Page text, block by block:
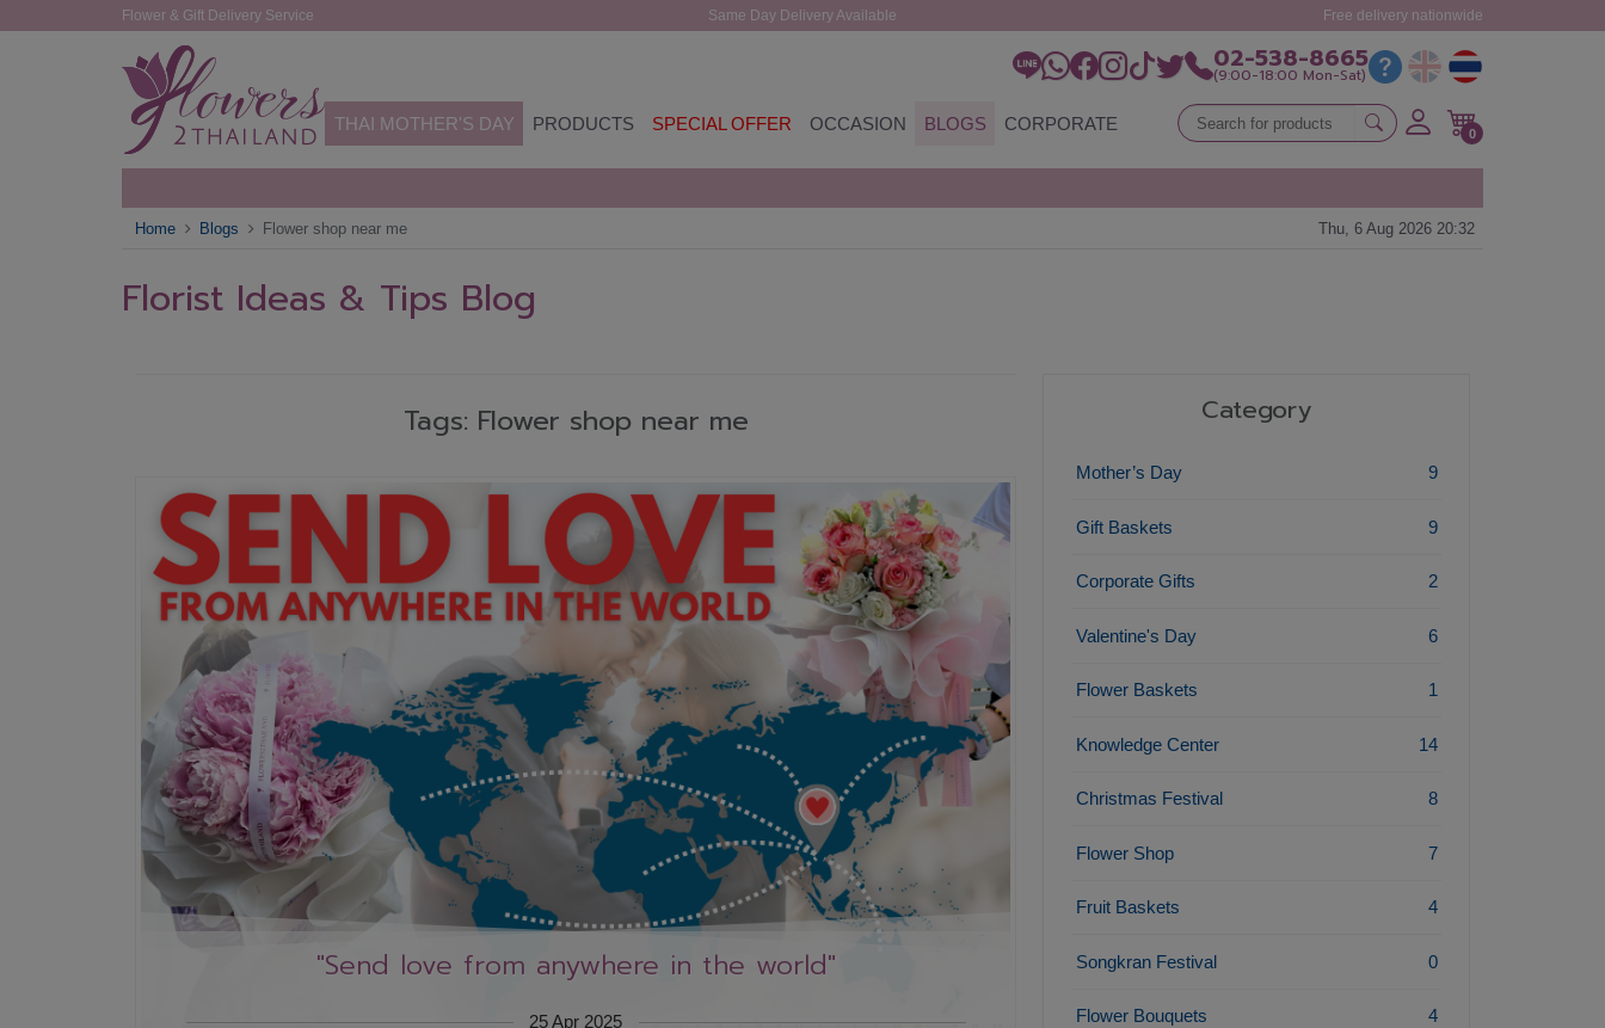
Flower & Gift Delivery Service Same Day Delivery Available Free delivery nationwide
02-538-8665
(9:00-18:00 Mon-Sat)
THAI MOTHER'S DAY PRODUCTS SPECIAL OFFER OCCASION BLOGS CORPORATE 0
Home Blogs Flower shop near me Thu, 6 Aug 2026 20:32
Florist Ideas & Tips Blog
Tags: Flower shop near me
"Send love from anywhere in the world"
25 Apr 2025
Category
Mother’s Day 9
Gift Baskets 9
Corporate Gifts 2
Valentine's Day 6
Flower Baskets 1
Knowledge Center 14
Christmas Festival 8
Flower Shop 7
Fruit Baskets 4
Songkran Festival 0
Flower Bouquets 4